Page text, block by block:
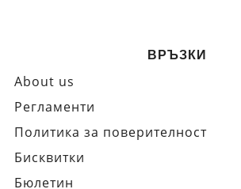
ВРЪЗКИ
About us
Регламенти
Политика за поверителност
Бисквитки
Бюлетин